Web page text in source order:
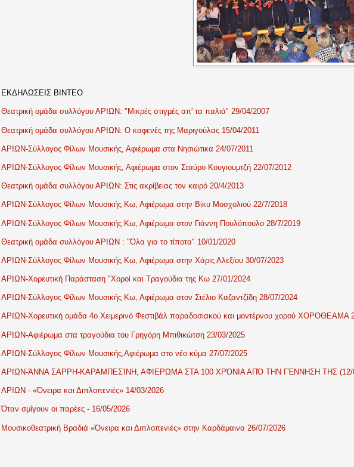
ΕΚΔΗΛΩΣΕΙΣ ΒΙΝΤΕΟ
Θεατρική ομάδα συλλόγου ΑΡΙΩΝ: "Μικρές στιγμές απ' τα παλιά" 29/04/2007
Θεατρική ομάδα συλλόγου ΑΡΙΩΝ: Ο καφενές της Μαριγούλας 15/04/2011
ΑΡΙΩΝ-Σύλλογος Φίλων Μουσικής, Αφιέρωμα στα Νησιώτικα 24/07/2011
ΑΡΙΩΝ-Σύλλογος Φίλων Μουσικής, Αφιέρωμα στον Σταύρο Κουγιουμτζή 22/07/2012
Θεατρική ομάδα συλλόγου ΑΡΙΩΝ: Στις ακρίβειας τον καιρό 20/4/2013
ΑΡΙΩΝ-Σύλλογος Φίλων Μουσικής Κω, Αφιέρωμα στην Βίκυ Μοσχολιού 22/7/2018
ΑΡΙΩΝ-Σύλλογος Φίλων Μουσικής Κω, Αφιέρωμα στον Γιάννη Πουλόπουλο 28/7/2019
Θεατρική ομάδα συλλόγου ΑΡΙΩΝ : "Όλα για το τίποτα" 10/01/2020
ΑΡΙΩΝ-Σύλλογος Φίλων Μουσικής Κω, Αφιέρωμα στην Χάρις Αλεξίου 30/07/2023
ΑΡΙΩΝ-Χορευτική Παράσταση "Χοροί και Τραγούδια της Κω 27/01/2024
ΑΡΙΩΝ-Σύλλογος Φίλων Μουσικής Κω, Αφιέρωμα στον Στέλιο Καζαντζίδη 28/07/2024
ΑΡΙΩΝ-Χορευτική ομάδα 4ο Χειμερινό Φεστιβάλ παραδοσιακού και μοντέρνου χορού ΧΟΡΟΘΕΑΜΑ
ΑΡΙΩΝ-Αφιέρωμα στα τραγούδια του Γρηγόρη Μπιθικώτση 23/03/2025
ΑΡΙΩΝ-Σύλλογος Φίλων Μουσικής,Αφιέρωμα στο νέο κύμα 27/07/2025
ΑΡΙΩΝ-ΆΝΝΑ ΣΑΡΡΗ-ΚΑΡΑΜΠΕΣΊΝΗ, ΑΦΙΕΡΩΜΑ ΣΤΑ 100 ΧΡΌΝΙΑ ΑΠΌ ΤΗΝ ΓΈΝΝΗΣΗ ΤΗΣ (12/
ΑΡΙΩΝ - «Όνειρα και Διπλοπενιές» 14/03/2026
Όταν σμίγουν οι παρέες - 16/05/2026
Μουσικοθεατρική Βραδιά «Όνειρα και Διπλοπενιές» στην Καρδάμαινα 26/07/2026